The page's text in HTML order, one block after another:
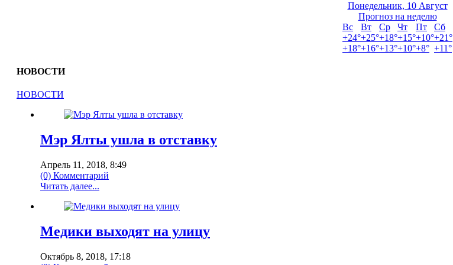
Понедельник, 10 Август
Прогноз на неделю
Вс
Вт Ср Чт Пт
Сб
+24°+25°+18°+15°+10°+21°
+18°+16°+13°+10°+8° +11°
НОВОСТИ
НОВОСТИ
Мэр Ялты ушла в отставку
Апрель 11, 2018, 8:49
(0) Комментарий
Читать далее...
Медики выходят на улицу
Октябрь 8, 2018, 17:18